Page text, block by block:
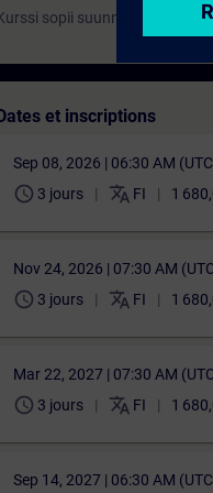
sopii suunnittelijoille,
et inscriptions
Sep 08, 2026 | 06:30 AM
schedule 3 jours translate FI 1
Nov 24, 2026 | 07:30 AM
schedule 3 jours translate FI 1
Mar 22, 2027 | 07:30 AM
schedule 3 jours translate FI 1
Sep 14, 2027 | 06:30 AM